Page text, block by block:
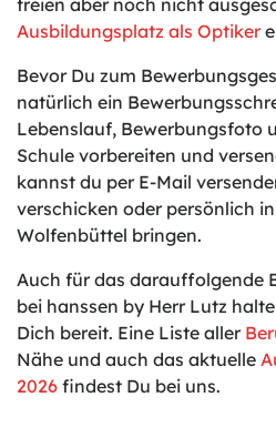
freien aber noch nicht
Ausbildungsplatz als Optiker
Bevor Du zum
natürlich ein
Lebenslauf, Bewerbungsfoto
Schule vorbereiten und
kannst du per E-Mail
verschicken oder persönlich
Wolfenbüttel bringen.
Auch für das darauffolgende
bei hanssen by Herr Lutz
Dich bereit. Eine Liste aller
Nähe und auch das aktuelle
2026 findest Du bei uns.